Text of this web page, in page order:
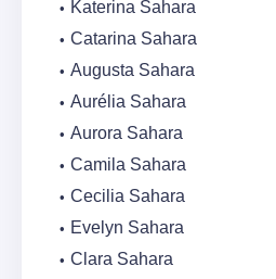
Katerina Sahara
Catarina Sahara
Augusta Sahara
Aurélia Sahara
Aurora Sahara
Camila Sahara
Cecilia Sahara
Evelyn Sahara
Clara Sahara